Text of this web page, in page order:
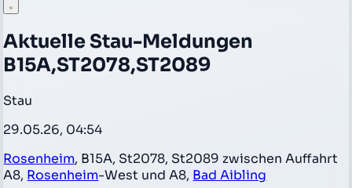
Aktuelle Stau-Meldungen
B15A,ST2078,ST2089
Stau
29.05.26, 04:54
Rosenheim, B15A, St2078, St2089 zwischen Auffahrt
A8, Rosenheim-West und A8, Bad Aibling